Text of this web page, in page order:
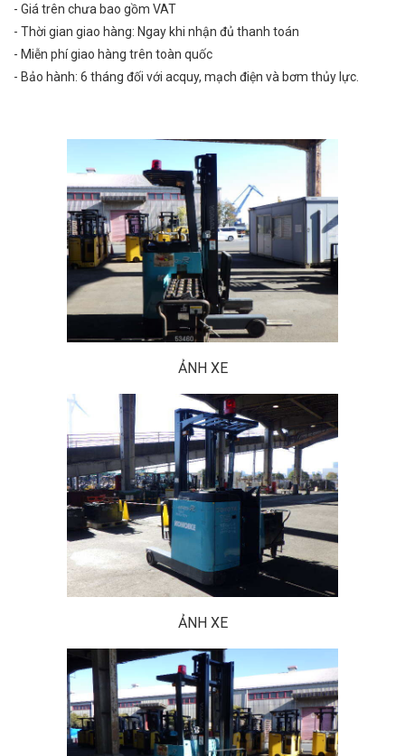
- Giá trên chưa bao gồm VAT
- Thời gian giao hàng: Ngay khi nhận đủ thanh toán
- Miễn phí giao hàng trên toàn quốc
- Bảo hành: 6 tháng đối với acquy, mạch điện và bơm thủy lực.
ẢNH XE
ẢNH XE